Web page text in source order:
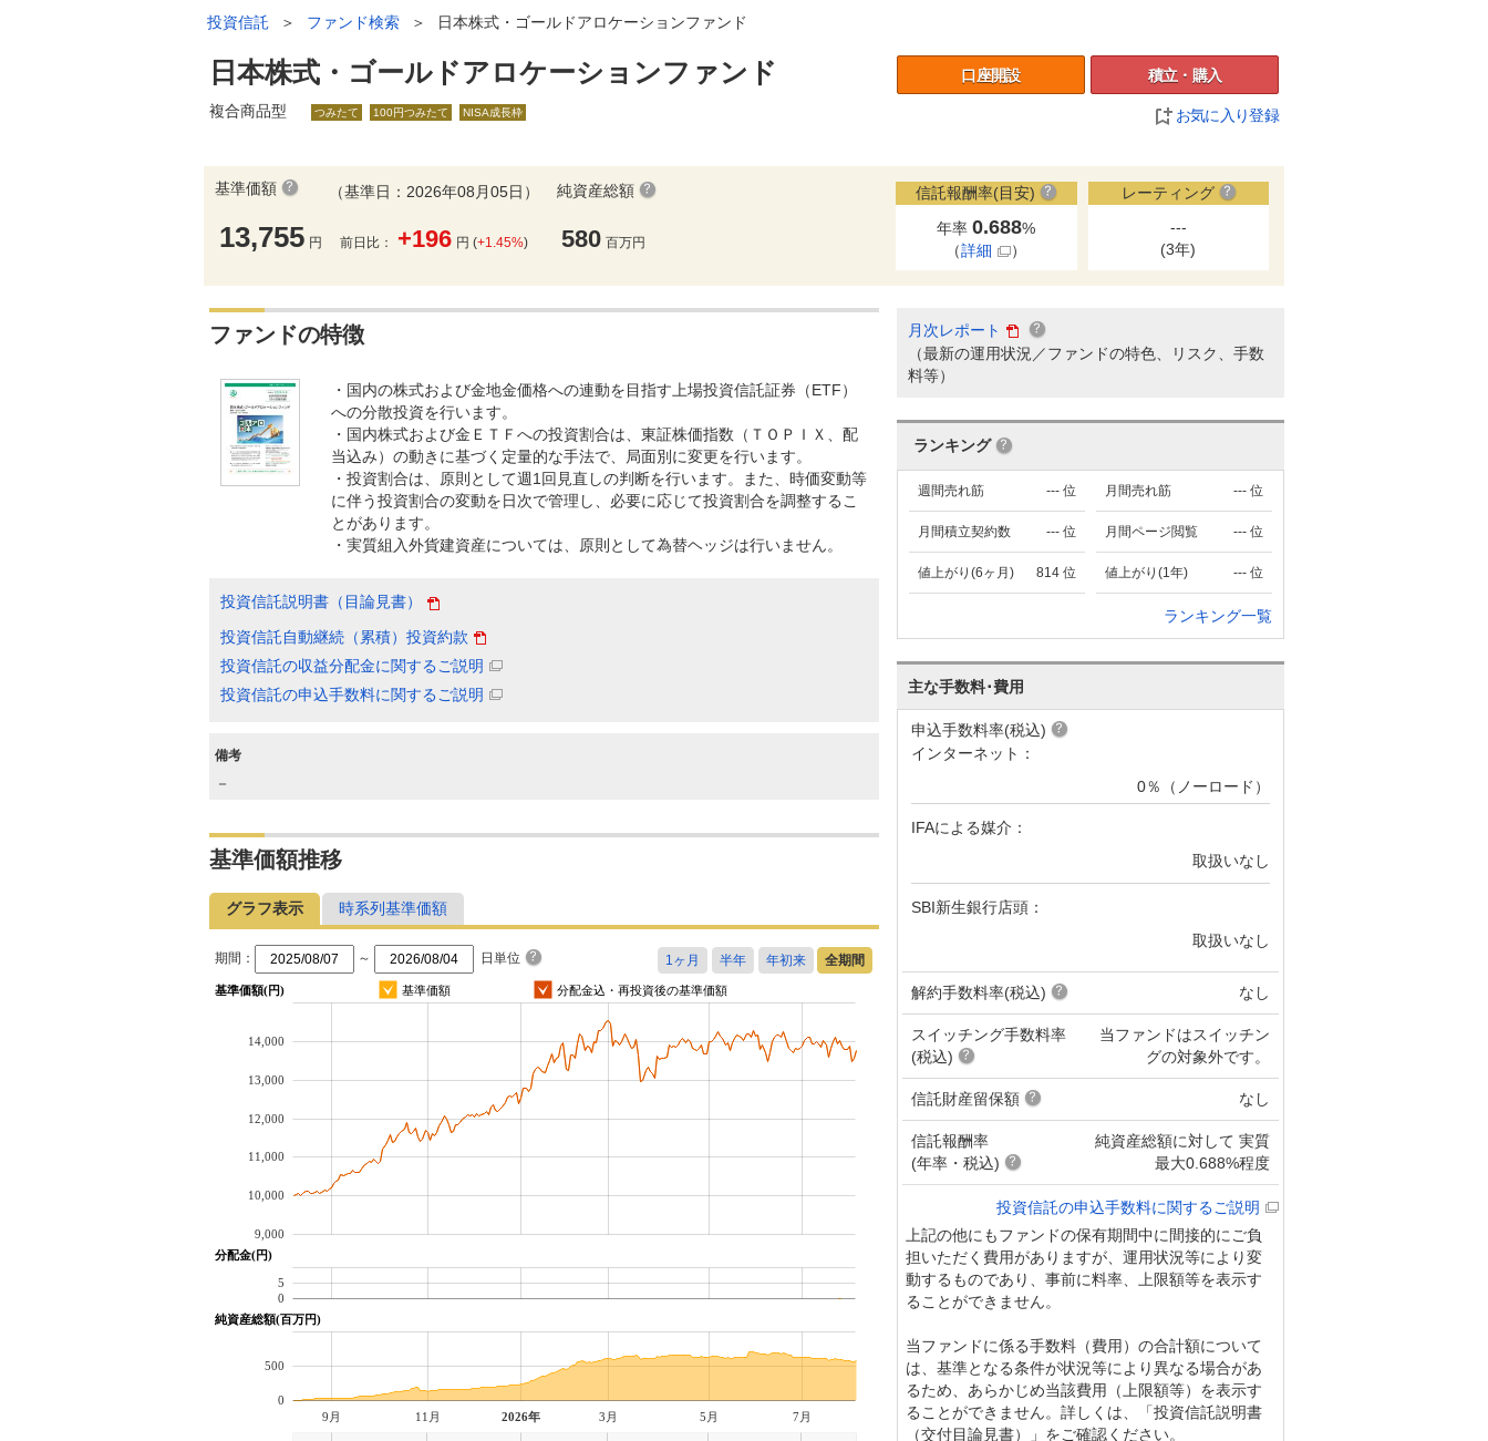
投資信託 ＞ ファンド検索 ＞ 日本株式・ゴールドアロケーションファンド
日本株式・ゴールドアロケーションファンド 口座開設 積立・購入
お気に入り登録
複合商品型 つみたて 100円つみたて NISA成長枠
基準価額
13,755 円
（基準日：2026年08月05日）
前日比： +196 円 (+1.45%)
純資産総額
580 百万円
信託報酬率(目安)
年率0.688%
（詳細 ）
レーティング
---
(3年)
ファンドの特徴
・国内の株式および金地金価格への連動を目指す上場投資信託証券（ETF）
への分散投資を行います。
・国内株式および金ＥＴＦへの投資割合は、東証株価指数（ＴＯＰＩＸ、配
当込み）の動きに基づく定量的な手法で、局面別に変更を行います。
・投資割合は、原則として週1回見直しの判断を行います。また、時価変動等
に伴う投資割合の変動を日次で管理し、必要に応じて投資割合を調整するこ
とがあります。
・実質組入外貨建資産については、原則として為替ヘッジは行いません。
投資信託説明書（目論見書）
投資信託自動継続（累積）投資約款
投資信託の収益分配金に関するご説明
投資信託の申込手数料に関するご説明
備考
－
基準価額推移
グラフ表示 時系列基準価額
期間： ～ 日単位
基準価額(円) 基準価額 分配金込・再投資後の基準価額
9,000
10,000
11,000
12,000
13,000
14,000
分配金(円)
0
5
純資産総額(百万円)
9月 11月 2026年 3月 5月 7月
0
500
月次レポート
（最新の運用状況／ファンドの特色、リスク、手数
料等）
ランキング
--- 位
週間売れ筋 --- 位
月間売れ筋
--- 位
月間積立契約数 --- 位
月間ページ閲覧
814 位
値上がり(6ヶ月) --- 位
値上がり(1年)
ランキング一覧
主な手数料･費用
申込手数料率(税込)
インターネット：
0％（ノーロード）
IFAによる媒介：
取扱いなし
SBI新生銀行店頭：
取扱いなし
解約手数料率(税込) なし
スイッチング手数料率
(税込)
当ファンドはスイッチン
グの対象外です。
信託財産留保額 なし
信託報酬率
(年率・税込)
純資産総額に対して 実質
最大0.688%程度
投資信託の申込手数料に関するご説明
上記の他にもファンドの保有期間中に間接的にご負
担いただく費用がありますが、運用状況等により変
動するものであり、事前に料率、上限額等を表示す
ることができません。
当ファンドに係る手数料（費用）の合計額について
は、基準となる条件が状況等により異なる場合があ
るため、あらかじめ当該費用（上限額等）を表示す
ることができません。詳しくは、「投資信託説明書
（交付目論見書）」をご確認ください。